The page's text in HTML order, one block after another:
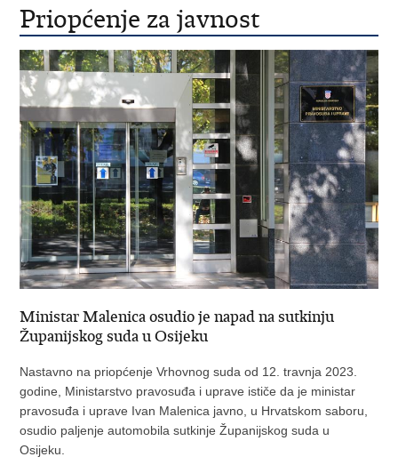
Priopćenje za javnost
Ministar Malenica osudio je napad na sutkinju
Županijskog suda u Osijeku
Nastavno na priopćenje Vrhovnog suda od 12. travnja 2023.
godine, Ministarstvo pravosuđa i uprave ističe da je ministar
pravosuđa i uprave Ivan Malenica javno, u Hrvatskom saboru,
osudio paljenje automobila sutkinje Županijskog suda u
Osijeku.